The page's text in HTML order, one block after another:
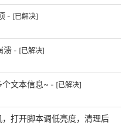
- [已解决]
溃 - [已解决]
文本信息~ - [已解决]
打开脚本调低亮度，清理后